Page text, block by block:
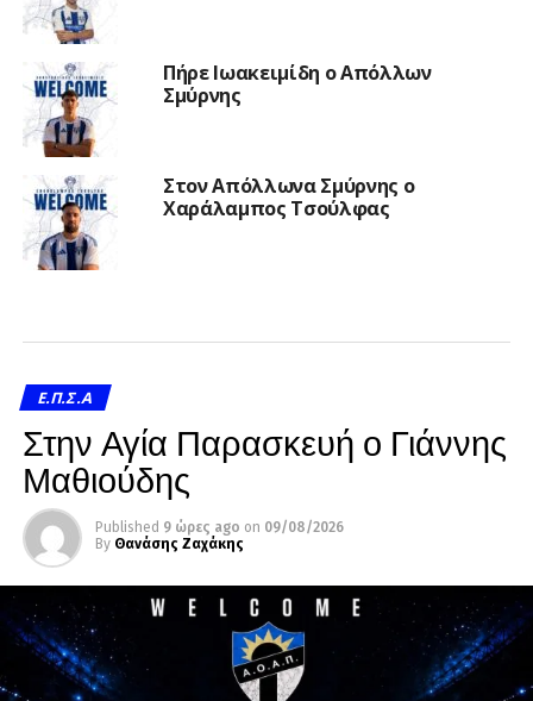
Πήρε Ιωακειμίδη ο Απόλλων
Σμύρνης
Στον Απόλλωνα Σμύρνης ο
Χαράλαμπος Τσούλφας
Ε.Π.Σ.Α
Στην Αγία Παρασκευή ο Γιάννης
Μαθιούδης
Published 9 ώρες ago on 09/08/2026
By Θανάσης Ζαχάκης